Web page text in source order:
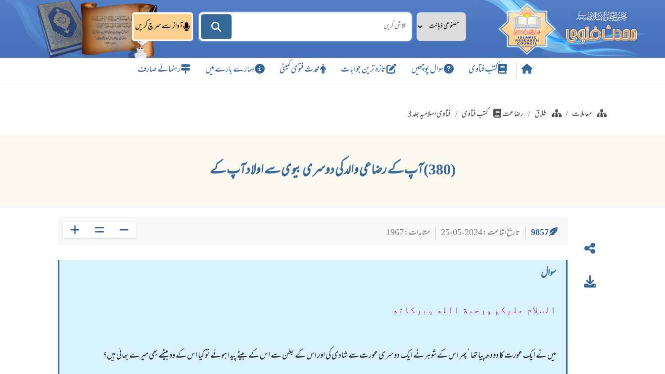
آواز سے سرچ کریں
کتب فتاوی سوال پوچھیں تازہ ترین جوابات محدث فتویٰ کمیٹی ہمارے بارے میں رہنمائے صارف
معاملات طلاق رضاعت کتب فتاوی فتاوی اسلامیہ جلد 3
(380) آپ کے رضاعی والد کی دوسری بیوی سے اولاد آپ کے
9857 تاریخ اشاعت : 2024-05-25 مشاہدات : 1967
سوال
السلام عليكم ورحمة الله وبركاته
میں نے ایک عورت کا دودھ پیا تھا ‘ پھر اس کے شوہر نے ایک دوسری عورت سے شادی کی اور اس کے بطن سے اس کے بیٹے پیدا ہوئے تو کیا اس کے وہ بیٹھے بھی میرے بھائی ہیں؟